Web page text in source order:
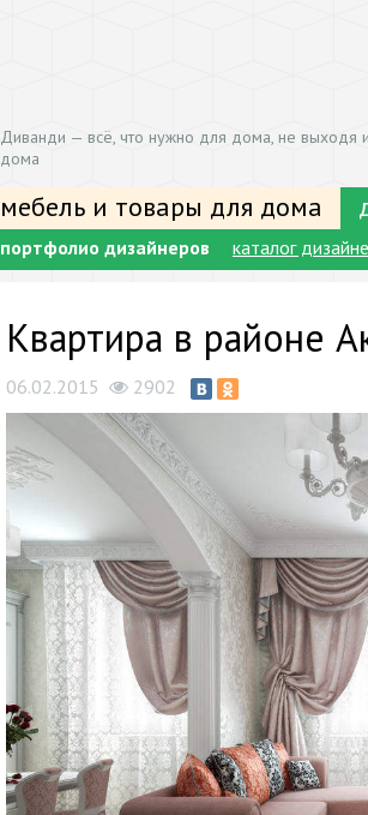
Диванди — всё, что нужно для дома, не выходя
дома
мебель и товары для дома
портфолио дизайнеров каталог
Квартира в районе
06.02.2015 2902